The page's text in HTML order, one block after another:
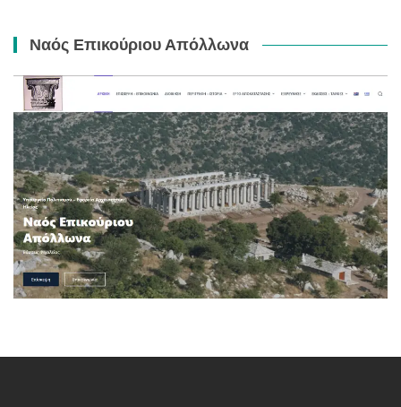
Ναός Επικούριου Απόλλωνα